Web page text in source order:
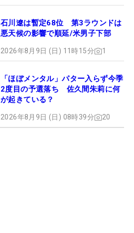
石川遼は暫定68位 第3ラウンドは
悪天候の影響で順延/米男子下部
2026年8月9日 (日) 11時15分 1
「ほぼメンタル」パター入らず今季
2度目の予選落ち 佐久間朱莉に何
が起きている？
2026年8月9日 (日) 08時39分 20